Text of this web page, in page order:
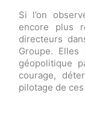
Si l’on
encore plus
directeurs
Groupe.
géopolitique
courage,
pilotage de